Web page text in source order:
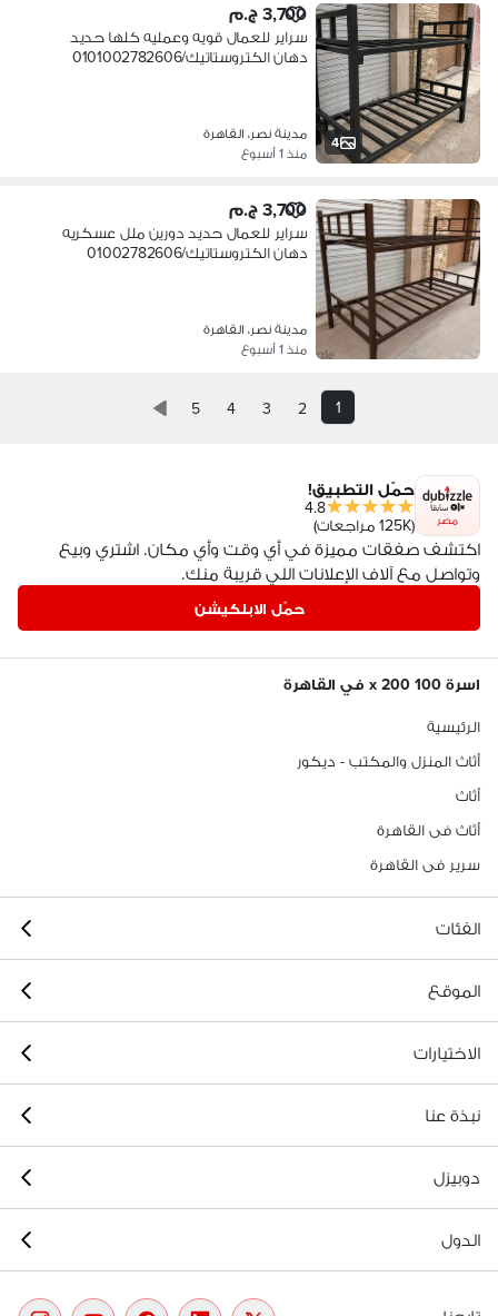
4
3,700 ج.م
سراير للعمال قويه وعمليه كلها حديد
دهان الكتروستاتيك/0101002782606
مدينة نصر، القاهرة
منذ 1 أسبوع
3,700 ج.م
سراير للعمال حديد دورين ملل عسكريه
دهان الكتروستاتيك/01002782606
مدينة نصر، القاهرة
منذ 1 أسبوع
1
2
3
4
5
مصر
حمّل التطبيق!
4.8
(125K مراجعات)
اكتشف صفقات مميزة في أي وقت وأي مكان. اشتري وبيع
وتواصل مع آلاف الإعلانات اللي قريبة منك.
حمّل الابلكيشن
اسرة 100 x 200 في القاهرة
الرئيسية
أثاث المنزل والمكتب - ديكور
أثاث
أثاث فى القاهرة
سرير فى القاهرة
الفئات
الموقع
الاختيارات
نبذة عنا
دوبيزل
الدول